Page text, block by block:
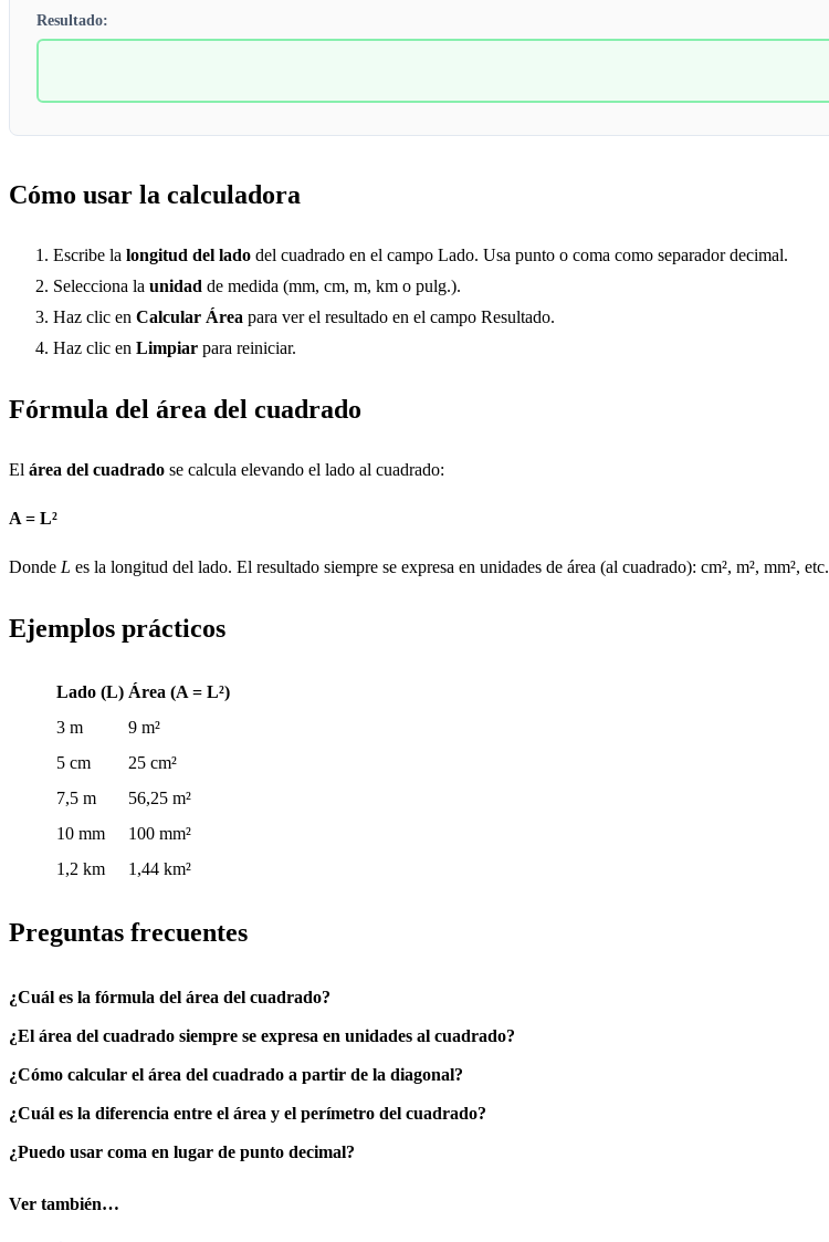
Resultado:
Cómo usar la calculadora
Escribe la longitud del lado del cuadrado en el campo Lado. Usa punto o coma como separador decimal.
Selecciona la unidad de medida (mm, cm, m, km o pulg.).
Haz clic en Calcular Área para ver el resultado en el campo Resultado.
Haz clic en Limpiar para reiniciar.
Fórmula del área del cuadrado
El área del cuadrado se calcula elevando el lado al cuadrado:
A = L²
Donde L es la longitud del lado. El resultado siempre se expresa en unidades de área (al cuadrado): cm², m², mm², etc.
Ejemplos prácticos
Lado (L) Área (A = L²)
3 m
9 m²
5 cm
25 cm²
7,5 m
56,25 m²
10 mm
100 mm²
1,2 km
1,44 km²
Preguntas frecuentes
¿Cuál es la fórmula del área del cuadrado?
¿El área del cuadrado siempre se expresa en unidades al cuadrado?
¿Cómo calcular el área del cuadrado a partir de la diagonal?
¿Cuál es la diferencia entre el área y el perímetro del cuadrado?
¿Puedo usar coma en lugar de punto decimal?
Ver también…